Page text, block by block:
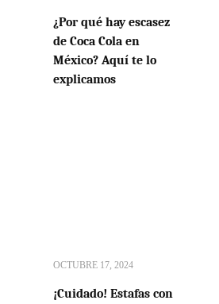
¿Por qué hay escasez
de Coca Cola en
México? Aquí te lo
explicamos
OCTUBRE 17, 2024
¡Cuidado! Estafas con